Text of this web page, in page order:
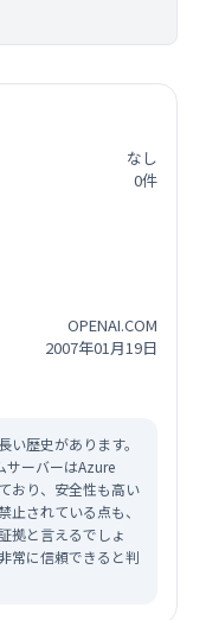
なし
0件
OPENAI.COM
2007年01月19日
歴史があります。
サーバーはAzure
おり、安全性も高い
されている点も、
拠と言えるでしょ
常に信頼できると判